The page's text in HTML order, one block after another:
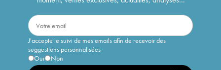
J'accepte le suivi de mes emails afin de recevoir des
suggestions personnalisées
Oui
Non